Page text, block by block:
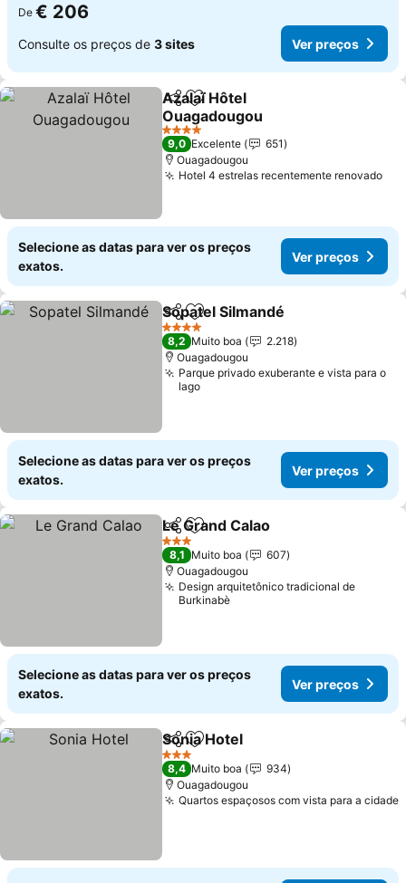
De € 206
Consulte os preços de 3 sites Ver preços
PartilharAdicionar aos favoritos
Azalaï Hôtel
Ouagadougou
Ver preços
4 Estrelas
9,0 Excelente
651
Ouagadougou
Hotel 4 estrelas recentemente renovado
Selecione as datas para ver os preços
exatos.
Ver preços
PartilharAdicionar aos favoritos
Sopatel Silmandé
4 Estrelas
8,2 Muito boa
2.218
Ouagadougou
Parque privado exuberante e vista para o
lago
Selecione as datas para ver os preços
exatos.
Ver preços
PartilharAdicionar aos favoritos
Le Grand Calao
3 Estrelas
8,1 Muito boa
607
Ouagadougou
Design arquitetônico tradicional de
Burkinabè
Selecione as datas para ver os preços
exatos.
Ver preços
PartilharAdicionar aos favoritos
Sonia Hotel
3 Estrelas
8,4 Muito boa
934
Ouagadougou
Quartos espaçosos com vista para a cidade